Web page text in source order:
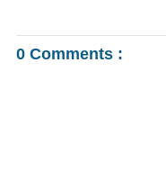
0 Comments :